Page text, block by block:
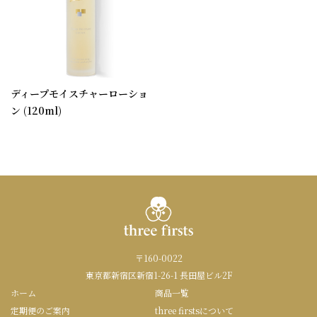
ディープモイスチャーローショ
ン (120ml)
〒160-0022
東京都新宿区新宿1-26-1 長田屋ビル2F
ホーム
商品一覧
定期便のご案内
three firstsについて